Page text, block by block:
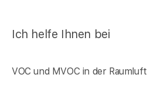
Ich helfe Ihnen bei
VOC und MVOC in der Raumluft